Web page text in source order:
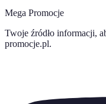
Mega Promocje
Twoje źródło informacji,
promocje.pl.